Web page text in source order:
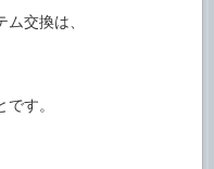
交換は、
す。